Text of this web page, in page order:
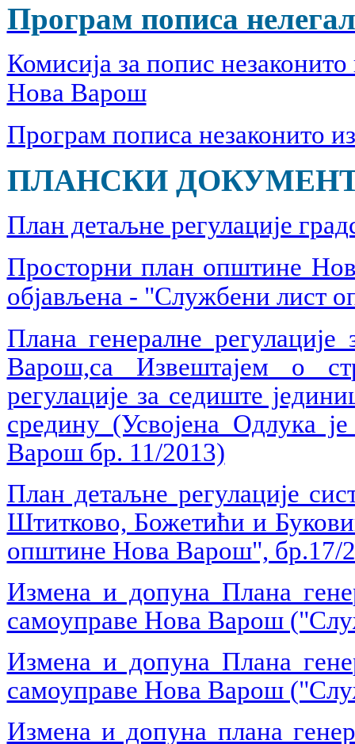
Програм пописа
Комисија за попис
Нова Варош
Програм пописа незаконито
ПЛАНСКИ
План детаљне регулације
Просторни план општине
објављена - "Службени лист
Плана генералне
Варош,са Извештајем о
регулације за седиште
средину (Усвојена Одлука
Варош бр. 11/2013)
План детаљне регулације
Штитково, Божетићи и
општине Нова Варош", бр.17/
Измена и допуна Плана
самоуправе Нова Варош
Измена и допуна Плана
самоуправе Нова Варош
Измена и допуна плана